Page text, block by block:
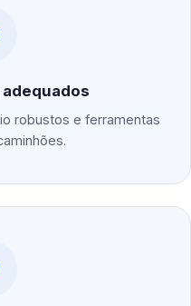
robustos e ferramentas